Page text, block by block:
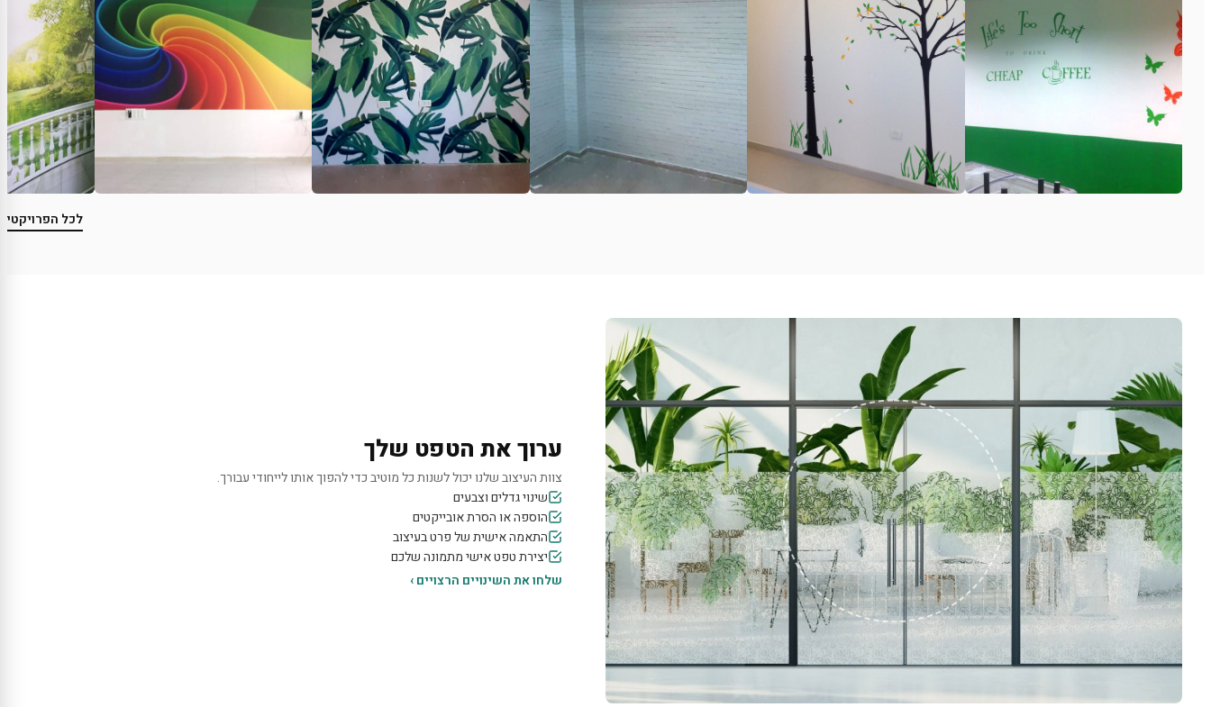
לכל
ערוך את הטפט שלך
צוות העיצוב שלנו יכול לשנות כל מוטיב כדי להפוך אותו לייחודי עבורך.
שינוי גדלים וצבעים
הוספה או הסרת אובייקטים
התאמה אישית של פרט בעיצוב
יצירת טפט אישי מתמונה שלכם
שלחו את השינויים הרצויים ›